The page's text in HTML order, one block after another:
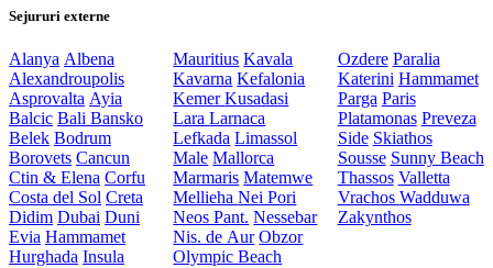
Sejururi externe
Alanya Albena
Alexandroupolis
Asprovalta Ayia
Balcic Bali Bansko
Belek Bodrum
Borovets Cancun
Ctin & Elena Corfu
Costa del Sol Creta
Didim Dubai Duni
Evia Hammamet
Hurghada Insula
Mauritius Kavala
Kavarna Kefalonia
KemerKusadasi
LaraLarnaca
Lefkada Limassol
Male Mallorca
Marmaris Matemwe
MelliehaNei Pori
Neos Pant. Nessebar
Nis. de Aur Obzor
Olympic Beach
Ozdere Paralia
Katerini Hammamet
Parga Paris
Platamonas Preveza
Side Skiathos
Sousse Sunny Beach
Thassos Valletta
Vrachos Wadduwa
Zakynthos